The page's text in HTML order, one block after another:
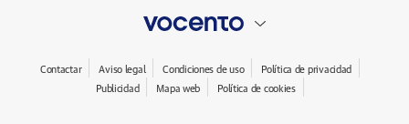
Contactar Aviso legal Condiciones de uso
Política de privacidad
Publicidad
Mapa web Política de cookies